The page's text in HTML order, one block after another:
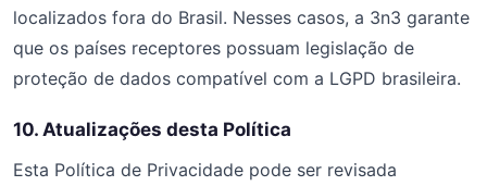
localizados fora do Brasil. Nesses casos, a 3n3 garante
que os países receptores possuam legislação de
proteção de dados compatível com a LGPD brasileira.
10. Atualizações desta Política
Esta Política de Privacidade pode ser revisada